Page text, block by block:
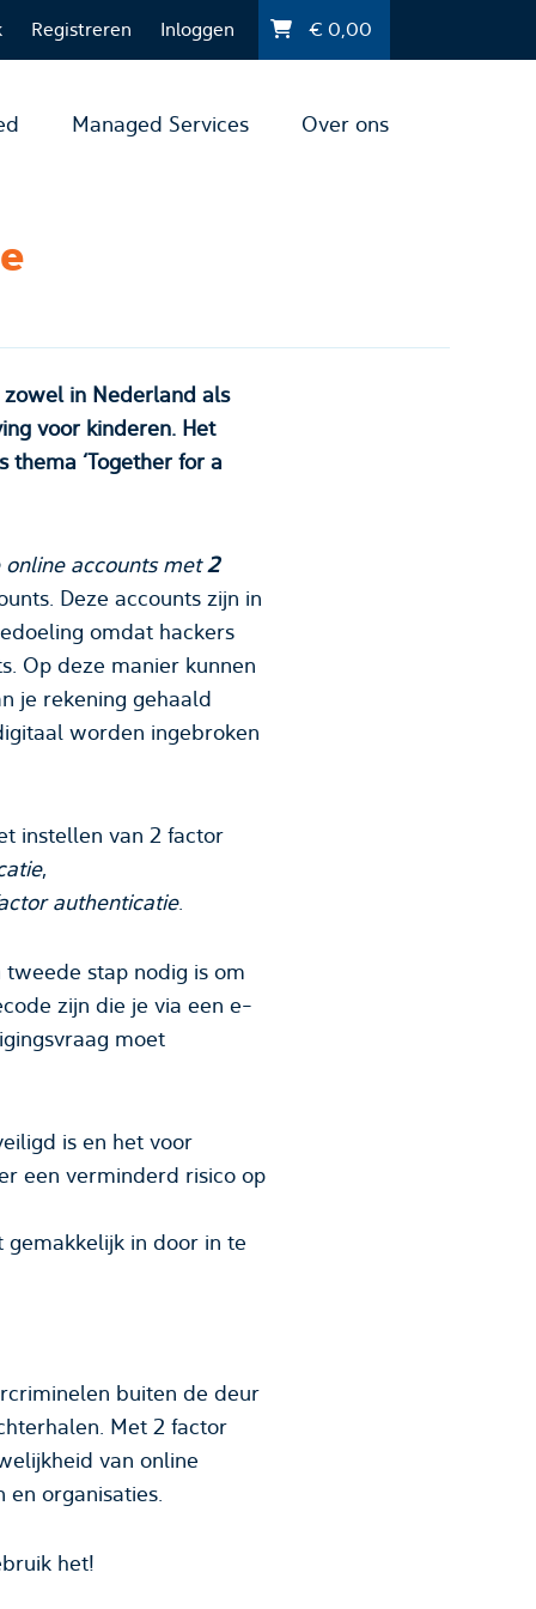
Registreren Inloggen €0,00
Managed Services Over ons
in Nederland als
voor kinderen. Het
‘Together for a
accounts met2
Deze accounts zijn in
omdat hackers
Op deze manier kunnen
je rekening gehaald
worden ingebroken
instellen van 2 factor
,
authenticatie.
stap nodig is om
zijn die je via een e-
moet
is en het voor
een verminderd risico op
in door in te
buiten de deur
Met 2 factor
van online
organisaties.
het!